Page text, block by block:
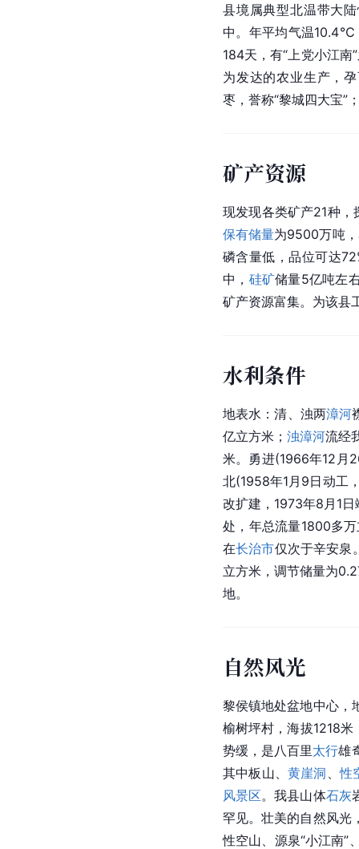
县境属典型北温带大
中。年平均气温10.4℃
184天，有“上党小江南
为发达的农业生产，
枣，誉称“黎城四大宝”
矿产资源
现发现各类矿产21种
保有储量为9500万吨
磷含量低，品位可达
中， 硅矿储量5亿吨左
矿产资源富集。为该县
水利条件
地表水：清、浊两漳河
亿立方米；浊漳河流经
米。勇进(1966年12月
北(1958年1月9日动工
改扩建，1973年8月1
处，年总流量1800多
在长治市仅次于辛安泉
立方米，调节储量为
地。
自然风光
黎侯镇地处盆地中心，
榆树坪村，海拔1218米
势缓，是八百里太行雄
其中板山、黄崖洞 、性
风景区。我县山体石灰
罕见。壮美的自然风光
性空山、源泉“小江南”